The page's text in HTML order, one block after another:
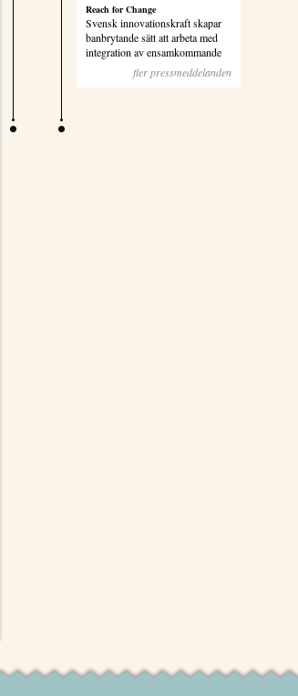
Reach for Change
Svensk innovationskraft skapar
banbrytande sätt att arbeta med
integration av ensamkommande
fler pressmeddelanden